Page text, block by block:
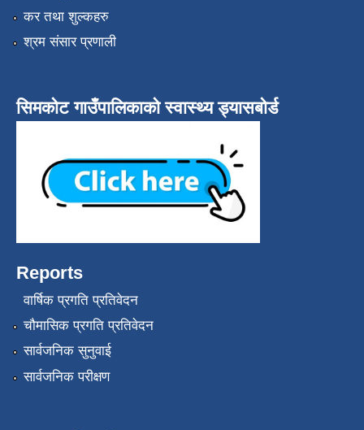
कर तथा शुल्कहरु
श्रम संसार प्रणाली
सिमकोट गाउँपालिकाको स्वास्थ्य ड्यासबोर्ड
Reports
वार्षिक प्रगति प्रतिवेदन
चौमासिक प्रगति प्रतिवेदन
सार्वजनिक सुनुवाई
सार्वजनिक परीक्षण